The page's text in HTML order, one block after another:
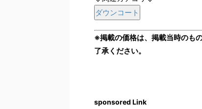
ダウンコート
※掲載の価格は、掲載当時のも
了承ください。
sponsored Link